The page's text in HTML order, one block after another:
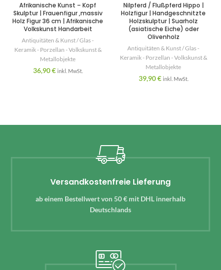
Afrikanische Kunst – Kopf
Skulptur | Frauenfigur ,massiv
Holz Figur 36 cm | Afrikanische
Volkskunst Handarbeit
Antiquitäten & Kunst / Glas -
Keramik - Porzellan - Volkskunst &
Metallobjekte
36,90€ inkl. MwSt.
Nilpferd / Flußpferd Hippo |
Holzfigur | Handgeschnitzte
Holzskulptur | Suarholz
(asiatische Eiche) oder
Olivenholz
Antiquitäten & Kunst / Glas -
Keramik - Porzellan - Volkskunst &
Metallobjekte
39,90€ inkl. MwSt.
Versandkostenfreie Lieferung
ab einem Bestellwert von 50 € mit DHL innerhalb
Deutschlands